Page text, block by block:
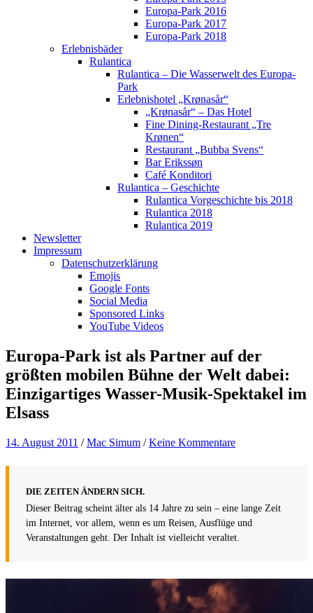
Europa-Park 2016
Europa-Park 2017
Europa-Park 2018
Erlebnisbäder
Rulantica
Rulantica – Die Wasserwelt des Europa-
Park
Erlebnishotel „Krønasår“
„Krønasår“ – Das Hotel
Fine Dining-Restaurant „Tre
Krønen“
Restaurant „Bubba Svens“
Bar Erikssøn
Café Konditori
Rulantica – Geschichte
Rulantica Vorgeschichte bis 2018
Rulantica 2018
Rulantica 2019
Newsletter
Impressum
Datenschutzerklärung
Emojis
Google Fonts
Social Media
Sponsored Links
YouTube Videos
Europa-Park ist als Partner auf der
größten mobilen Bühne der Welt dabei:
Einzigartiges Wasser-Musik-Spektakel im
Elsass
14. August 2011 /Mac Simum /Keine Kommentare
DIE ZEITEN ÄNDERN SICH.
Dieser Beitrag scheint älter als 14 Jahre zu sein – eine lange Zeit
im Internet, vor allem, wenn es um Reisen, Ausflüge und
Veranstaltungen geht. Der Inhalt ist vielleicht veraltet.